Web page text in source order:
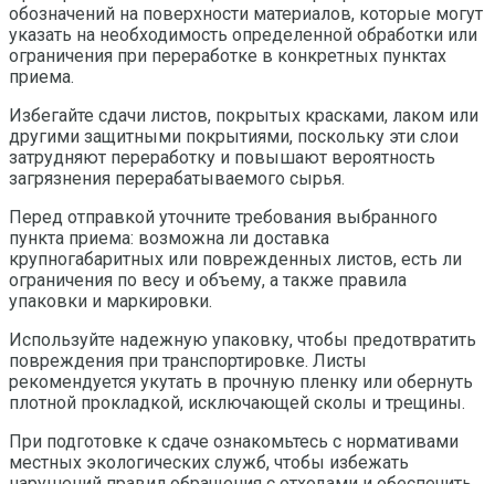
обозначений на поверхности материалов, которые могут
указать на необходимость определенной обработки или
ограничения при переработке в конкретных пунктах
приема.
Избегайте сдачи листов, покрытых красками, лаком или
другими защитными покрытиями, поскольку эти слои
затрудняют переработку и повышают вероятность
загрязнения перерабатываемого сырья.
Перед отправкой уточните требования выбранного
пункта приема: возможна ли доставка
крупногабаритных или поврежденных листов, есть ли
ограничения по весу и объему, а также правила
упаковки и маркировки.
Используйте надежную упаковку, чтобы предотвратить
повреждения при транспортировке. Листы
рекомендуется укутать в прочную пленку или обернуть
плотной прокладкой, исключающей сколы и трещины.
При подготовке к сдаче ознакомьтесь с нормативами
местных экологических служб, чтобы избежать